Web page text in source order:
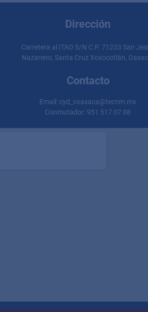
Dirección
Carretera al ITAO S/N C.P. 71233 San
Nazareno, Santa Cruz Xoxocotlán,
Contacto
Email: cyd_voaxaca@tecnm.mx
Conmutador: 951 517 07 88